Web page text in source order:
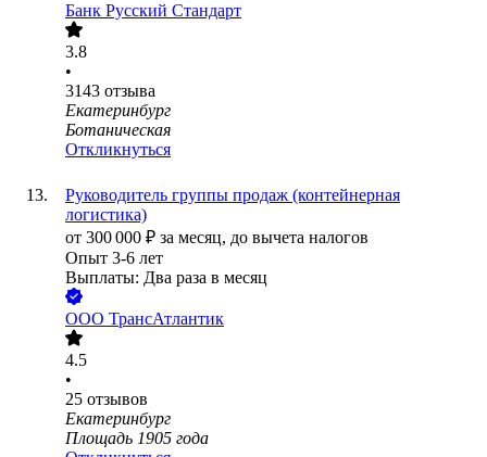
Банк Русский Стандарт
3.8
•
3143 отзыва
Екатеринбург
Ботаническая
Откликнуться
Руководитель группы продаж (контейнерная
логистика)
от 300 000 ₽ за месяц, до вычета налогов
Опыт 3-6 лет
Выплаты: Два раза в месяц
ООО ТрансАтлантик
4.5
•
25 отзывов
Екатеринбург
Площадь 1905 года